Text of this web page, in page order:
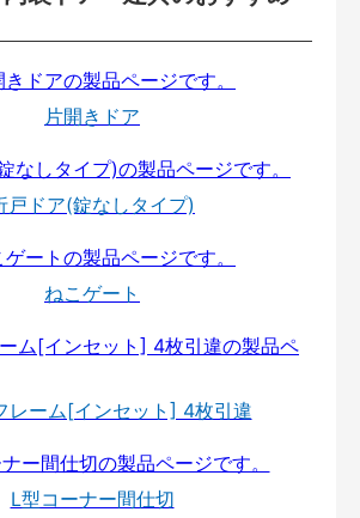
片開きドア
戸ドア(錠なしタイプ)
ねこゲート
レーム[インセット] 4枚引違
L型コーナー間仕切